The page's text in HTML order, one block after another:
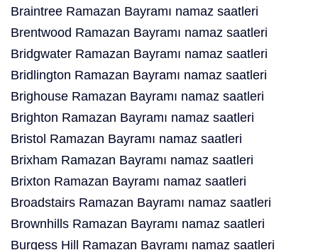
Braintree Ramazan Bayramı namaz saatleri
Brentwood Ramazan Bayramı namaz saatleri
Bridgwater Ramazan Bayramı namaz saatleri
Bridlington Ramazan Bayramı namaz saatleri
Brighouse Ramazan Bayramı namaz saatleri
Brighton Ramazan Bayramı namaz saatleri
Bristol Ramazan Bayramı namaz saatleri
Brixham Ramazan Bayramı namaz saatleri
Brixton Ramazan Bayramı namaz saatleri
Broadstairs Ramazan Bayramı namaz saatleri
Brownhills Ramazan Bayramı namaz saatleri
Burgess Hill Ramazan Bayramı namaz saatleri